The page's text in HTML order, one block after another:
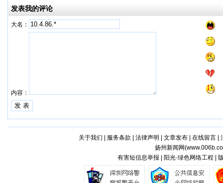
发表我的评论
大名：
内容：
关于我们 服务条款 法律声明 文章发布| 在线留言|
扬州新闻网(
有害短信息举报 | 阳光·绿色网络工程 |